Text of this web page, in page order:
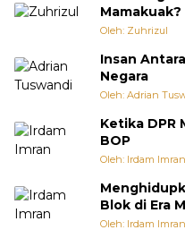
Mamakuak?
Oleh: Zuhrizul
Insan
Negara
Oleh: Adrian
Ketika DPR
BOP
Oleh: Irdam Imran
Blok di Era
Oleh: Irdam Imran